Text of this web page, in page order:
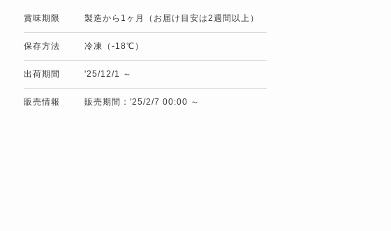
賞味期限 製造から1ヶ月（お届け目安は2週間以上）
保存方法 冷凍（-18℃）
出荷期間 '25/12/1 ～
販売情報 販売期間：'25/2/7 00:00 ～